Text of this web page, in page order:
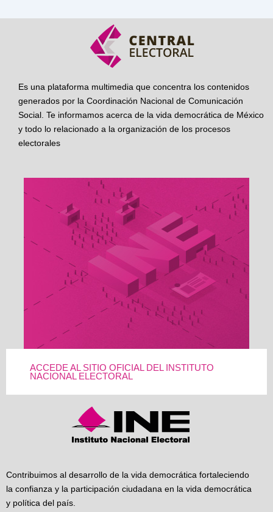
Es una plataforma multimedia que concentra los contenidos
generados por la Coordinación Nacional de Comunicación
Social. Te informamos acerca de la vida democrática de México
y todo lo relacionado a la organización de los procesos
electorales
ACCEDE AL SITIO OFICIAL DEL INSTITUTO
NACIONAL ELECTORAL
Contribuimos al desarrollo de la vida democrática fortaleciendo
la confianza y la participación ciudadana en la vida democrática
y política del país.